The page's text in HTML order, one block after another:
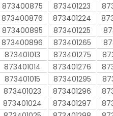
873400875 873401223
873400876 873401224
873400895 873401225
873400896 873401265
873401013 873401275
873401014 873401276
873401015 873401295
873401023 873401296
873401024 873401297